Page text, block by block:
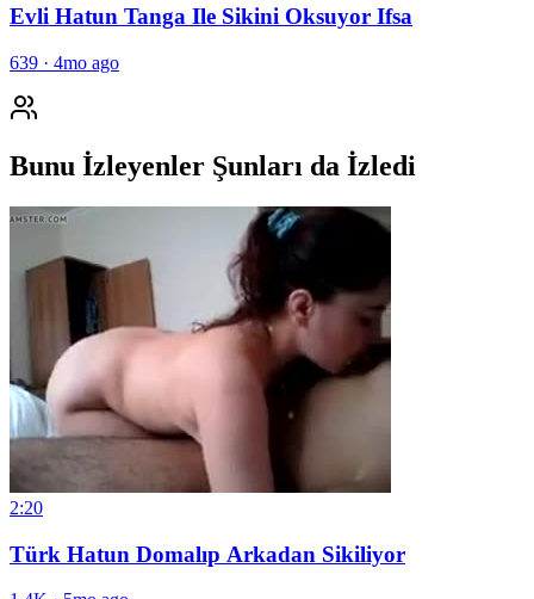
Evli Hatun Tanga Ile Sikini Oksuyor Ifsa
639 · 4mo ago
Bunu İzleyenler Şunları da İzledi
2:20
Türk Hatun Domalıp Arkadan Sikiliyor